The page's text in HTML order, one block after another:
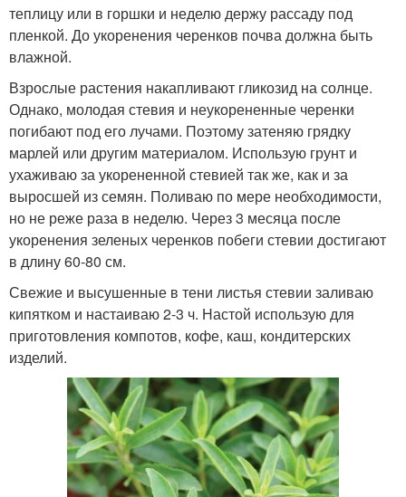
теплицу или в горшки и неделю держу рассаду под
пленкой. До укоренения черенков почва должна быть
влажной.
Взрослые растения накапливают гликозид на солнце.
Однако, молодая стевия и неукорененные черенки
погибают под его лучами. Поэтому затеняю грядку
марлей или другим материалом. Использую грунт и
ухаживаю за укорененной стевией так же, как и за
выросшей из семян. Поливаю по мере необходимости,
но не реже раза в неделю. Через 3 месяца после
укоренения зеленых черенков побеги стевии достигают
в длину 60-80 см.
Свежие и высушенные в тени листья стевии заливаю
кипятком и настаиваю 2-3 ч. Настой использую для
приготовления компотов, кофе, каш, кондитерских
изделий.